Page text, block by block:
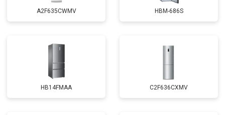
A2F635CWMV HBM-686S
HB14FMAA C2F636CXMV